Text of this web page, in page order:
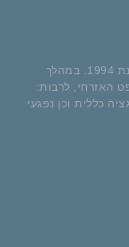
משרד עורכי דין רון רענן ועופר רון הוקם בשנת 1994. במהלך
האזרחי, לרבות:
כללית וכן נפגעי